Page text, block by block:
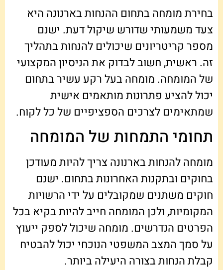
בחירת מומחה בתחום ההנחות בארנונה היא
צעד משמעותי שדורש שיקול דעת. ישנם
מספר קריטריונים שיכולים להנחות בתהליך
זה. ראשית, חשוב לבדוק את הניסיון המקצועי
של המומחה. מומחה בעל רקע עשיר בתחום
יכול להציע פתרונות מותאמים אישית
שמתאימים לצרכים הספציפיים של כל לקוח.
תחומי התמחות של המומחה
מומחה להנחות בארנונה צריך להיות מעודכן
בחוקים ובתקנות האחרונות בתחום. ישנם
חוקים משתנים שמקובלים על ידי הרשויות
המקומיות, ולכן המומחה חייב להיות בקיא בכל
הפרטים הנדרשים. מומחה שיכול לספק ייעוץ
על סמך המצב המשפטי הנוכחי יכול להבטיח
קבלת הנחות בצורה היעילה ביותר.